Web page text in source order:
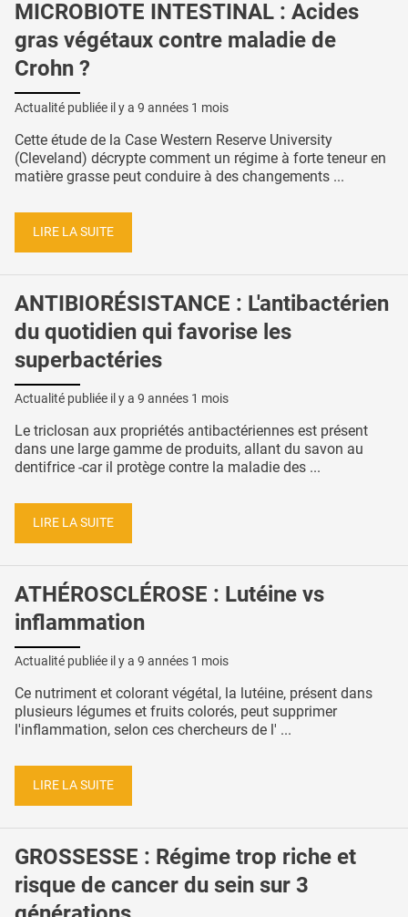
MICROBIOTE INTESTINAL : Acides
gras végétaux contre maladie de
Crohn ?
Actualité publiée il y a 9 années 1 mois
Cette étude de la Case Western Reserve University
(Cleveland) décrypte comment un régime à forte teneur en
matière grasse peut conduire à des changements ...
LIRE LA SUITE
ANTIBIORÉSISTANCE : L'antibactérien
du quotidien qui favorise les
superbactéries
Actualité publiée il y a 9 années 1 mois
Le triclosan aux propriétés antibactériennes est présent
dans une large gamme de produits, allant du savon au
dentifrice -car il protège contre la maladie des ...
LIRE LA SUITE
ATHÉROSCLÉROSE : Lutéine vs
inflammation
Actualité publiée il y a 9 années 1 mois
Ce nutriment et colorant végétal, la lutéine, présent dans
plusieurs légumes et fruits colorés, peut supprimer
l'inflammation, selon ces chercheurs de l' ...
LIRE LA SUITE
GROSSESSE : Régime trop riche et
risque de cancer du sein sur 3